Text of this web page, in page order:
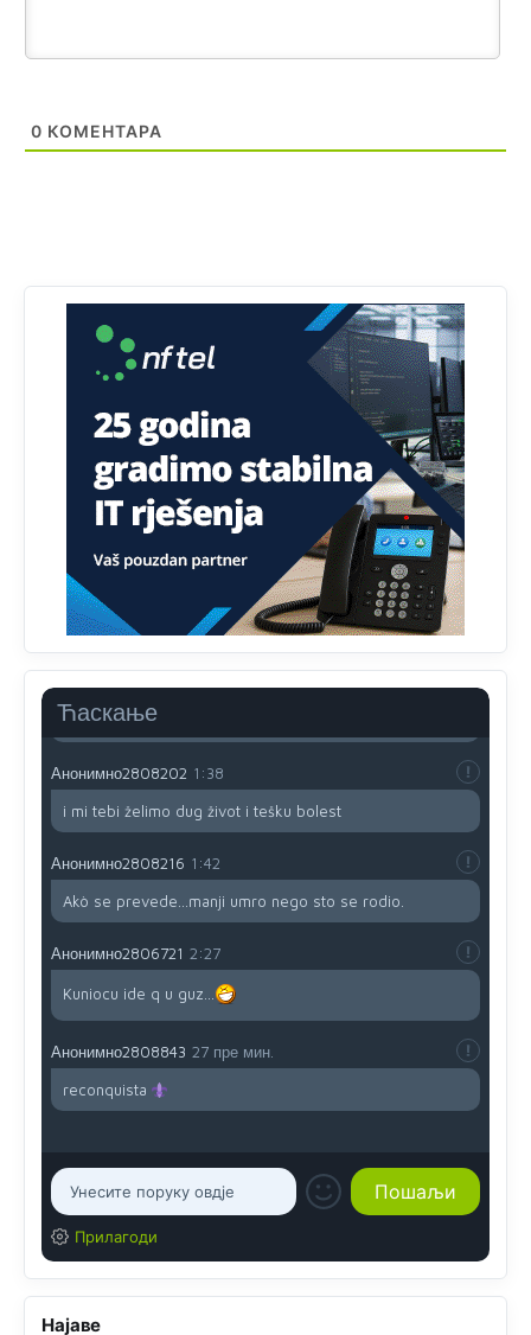
0 КОМЕНТАРА
Ћаскање
БиХ није гласала да је тзв.Косово држава. Лупаш ко к у
р а ц по самару луди турко.
Анонимно2807895 12:18
Drzi pod kontrolom tri stvari jezik,karakter i
ponasanje...Uzivotu brani tri stvari:cast,prijatelja i
slabije.Iz zivota iskljuci tri stvari uvredu,neznanje i
dok si ziv gaji tri stvari dobrotu,pamet i
prijateljstvo!!
Анонимно2806721 12:39
791 BiH nije priznala Kosovo kao nezavisnu državu jer
genocidna tvorevina pravi smetnju a recimo Srbija je
davnopriznala.Nasvakom proizvodu iz Srbije stoji -
uvoznik za Kosovo
Анонимно2806721
12:45
Kosovo-kome će se vratiti? Gdje je dobrodošla i koga
da brani? A imamo vojsku Kosova kojoj želimo svako
dobro i da se što bolje opreme
Анонимно2808202 1:38
i mi tebi želimo dug život i tešku bolest
Анонимно2808216 1:42
Akò se prevede...manji umro nego sto se rodio.
Анонимно2806721 2:27
Kuniocu ide q u guz...
Анонимно2808843 27 пре мин.
reconquista
Прилагоди
Најаве